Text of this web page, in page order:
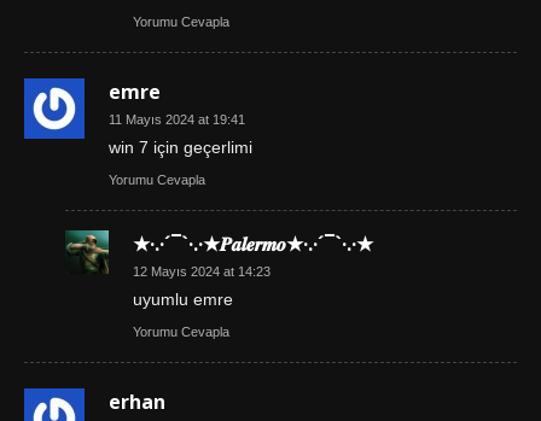
Yorumu Cevapla
emre
11 Mayıs 2024 at 19:41
win 7 için geçerlimi
Yorumu Cevapla
★·.·´¯`·.·★𝑷𝒂𝒍𝒆𝒓𝒎𝒐★·.·´¯`·.·★
12 Mayıs 2024 at 14:23
uyumlu emre
Yorumu Cevapla
erhan